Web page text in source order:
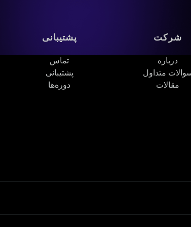
شرکت
درباره
متداول
مقالات
پشتیبانی
تماس
پشتیبانی
دوره‌ها